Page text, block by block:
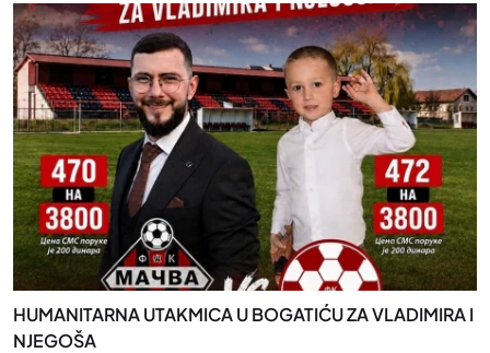
HUMANITARNA UTAKMICA U BOGATIĆU ZA VLADIMIRA I
NJEGOŠA